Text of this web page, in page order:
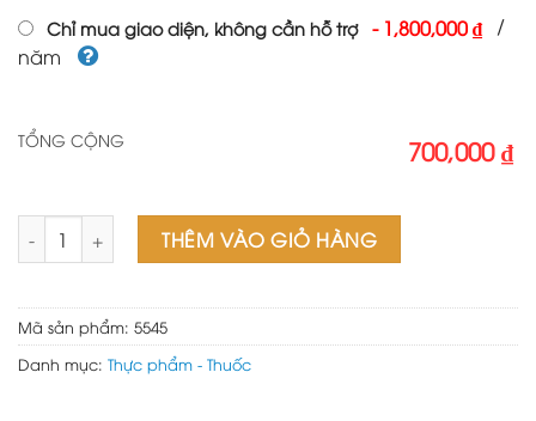
Chỉ mua giao diện, không cần hỗ trợ -1,800,000 ₫ /
năm
TỔNG CỘNG 700,000 ₫
Web nhà hàng 02 số lượngTHÊM VÀO GIỎ HÀNG
Mã sản phẩm: 5545
Danh mục: Thực phẩm - Thuốc